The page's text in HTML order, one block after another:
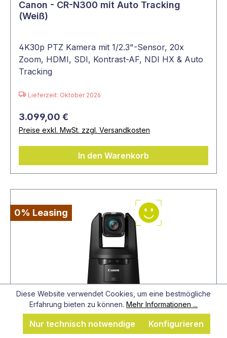
Canon - CR-N300 mit Auto Tracking
(Weiß)
4K30p PTZ Kamera mit 1/2.3"-Sensor, 20x
Zoom, HDMI, SDI, Kontrast-AF, NDI HX & Auto
Tracking
Lieferzeit: Oktober 2026
3.099,00 €
Preise exkl. MwSt. zzgl. Versandkosten
In den Warenkorb
0% Leasing
Diese Website verwendet Cookies, um eine bestmögliche
Erfahrung bieten zu können. Mehr Informationen ...
Nur technisch notwendige Konfigurieren